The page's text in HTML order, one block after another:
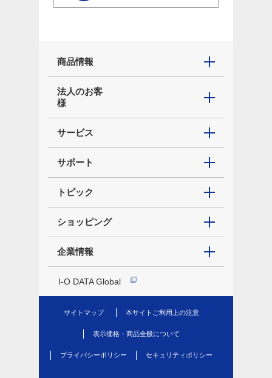
商品情報
法人のお客
様
サービス
サポート
トピック
ショッピング
企業情報
I-O DATA Global
サイトマップ 本サイトご利用上の注意
表示価格・商品全般について
プライバシーポリシー セキュリティポリシー